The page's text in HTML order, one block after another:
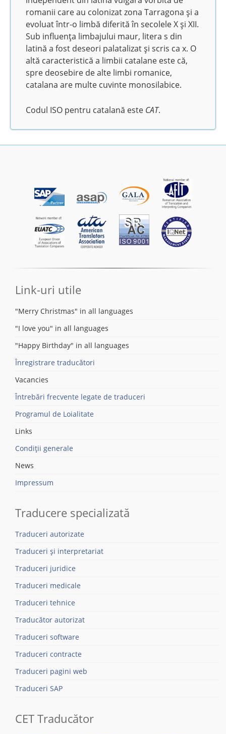
romanii care au colonizat zona Tarragona și a
evoluat într-o limbă diferită în secolele X și XII.
Sub influența limbajului maur, litera s din
latină a fost deseori palatalizat și scris ca x. O
altă caracteristică a limbii catalane este că,
spre deosebire de alte limbi romanice,
catalana are multe cuvinte monosilabice.
Codul ISO pentru catalană este CAT.
Link-uri utile
"Merry Christmas" in all languages
"I love you" in all languages
"Happy Birthday" in all languages
Înregistrare traducători
Vacancies
Întrebări frecvente legate de traduceri
Programul de Loialitate
Links
Condiții generale
News
Impressum
Traducere specializată
Traduceri autorizate
Traduceri și interpretariat
Traduceri juridice
Traduceri medicale
Traduceri tehnice
Traducător autorizat
Traduceri software
Traduceri contracte
Traduceri pagini web
Traduceri SAP
CET Traducător